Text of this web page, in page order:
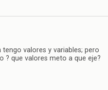
tengo valores y variables; pero
? que valores meto a que eje?